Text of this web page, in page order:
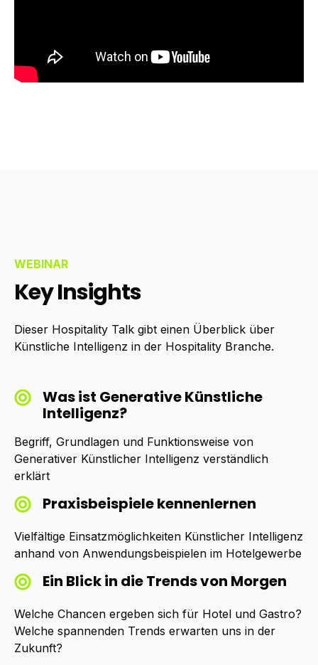
WEBINAR
Key Insights
Dieser Hospitality Talk gibt einen Überblick über
Künstliche Intelligenz in der Hospitality Branche.
Was ist Generative Künstliche
Intelligenz?
Begriff, Grundlagen und Funktionsweise von
Generativer Künstlicher Intelligenz verständlich
erklärt
Praxisbeispiele kennenlernen
Vielfältige Einsatzmöglichkeiten Künstlicher Intelligenz
anhand von Anwendungsbeispielen im Hotelgewerbe
Ein Blick in die Trends von Morgen
Welche Chancen ergeben sich für Hotel und Gastro?
Welche spannenden Trends erwarten uns in der
Zukunft?